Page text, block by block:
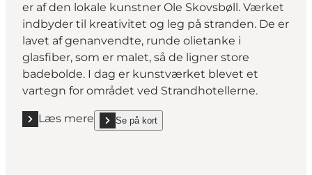
er af den lokale kunstner Ole Skovsbøll. Værket
indbyder til kreativitet og leg på stranden. De er
lavet af genanvendte, runde olietanke i
glasfiber, som er malet, så de ligner store
badebolde. I dag er kunstværket blevet et
vartegn for området ved Strandhotellerne.
Læs mere
Læs mere "Badebolde"
Se på kort
show Badebolde on_map